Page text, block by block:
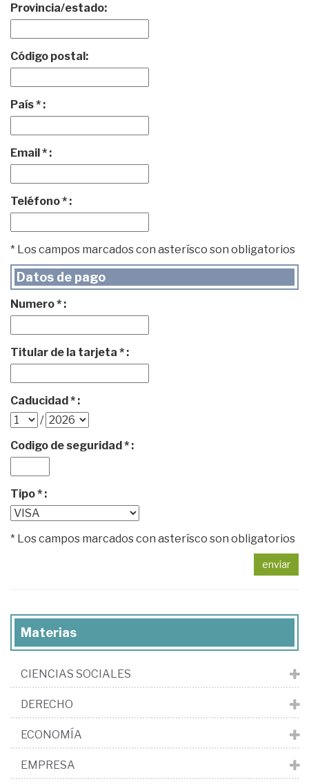
Provincia/estado:
Código postal:
País * :
Email * :
Teléfono * :
* Los campos marcados con asterísco son obligatorios
Datos de pago
Numero * :
Titular de la tarjeta * :
Caducidad * :
/
Codigo de seguridad * :
Tipo * :
* Los campos marcados con asterísco son obligatorios
enviar
Materias
CIENCIAS SOCIALES
DERECHO
ECONOMÍA
EMPRESA